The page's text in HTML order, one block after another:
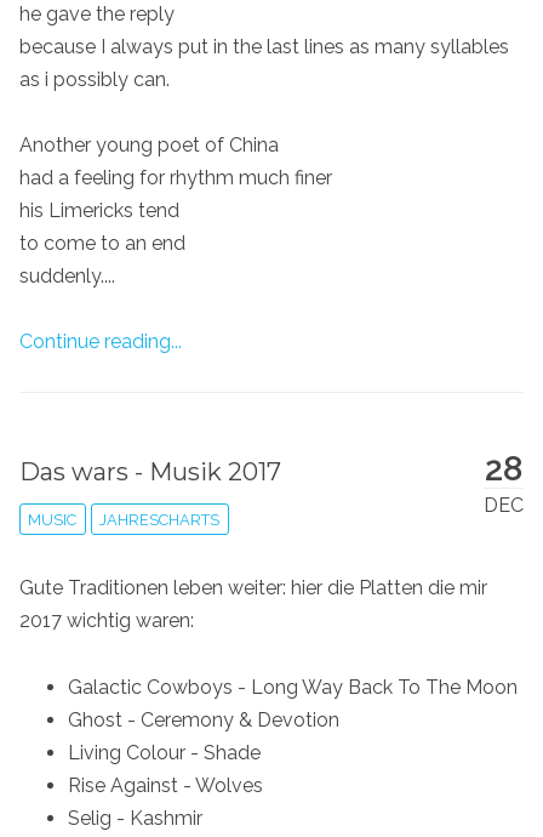
he gave the reply
because I always put in the last lines as many syllables
as i possibly can.
Another young poet of China
had a feeling for rhythm much finer
his Limericks tend
to come to an end
suddenly....
Continue reading...
28
DEC
Das wars - Musik 2017
MUSIC JAHRESCHARTS
Gute Traditionen leben weiter: hier die Platten die mir
2017 wichtig waren:
Galactic Cowboys - Long Way Back To The Moon
Ghost - Ceremony & Devotion
Living Colour - Shade
Rise Against - Wolves
Selig - Kashmir